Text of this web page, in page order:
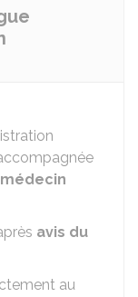
avis du
au